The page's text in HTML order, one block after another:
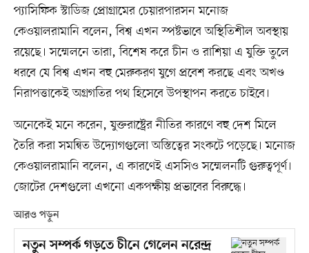
প্যাসিফিক স্টাডিজ প্রোগ্রামের চেয়ারপারসন মনোজ
কেওয়ালরামানি বলেন, বিশ্ব এখন স্পষ্টভাবে অস্থিতিশীল অবস্থায়
রয়েছে। সম্মেলনে তারা, বিশেষ করে চীন ও রাশিয়া এ যুক্তি তুলে
ধরবে যে বিশ্ব এখন বহু মেরুকরণ যুগে প্রবেশ করছে এবং অখণ্ড
নিরাপত্তাকেই অগ্রগতির পথ হিসেবে উপস্থাপন করতে চাইবে।
অনেকেই মনে করেন, যুক্তরাষ্ট্রের নীতির কারণে বহু দেশ মিলে
তৈরি করা সমন্বিত উদ্যোগগুলো অস্তিত্বের সংকটে পড়েছে। মনোজ
কেওয়ালরামানি বলেন, এ কারণেই এসসিও সম্মেলনটি গুরুত্বপূর্ণ।
জোটের দেশগুলো এখনো একপক্ষীয় প্রভাবের বিরুদ্ধে।
আরও পড়ুন
নতুন সম্পর্ক গড়তে চীনে গেলেন নরেন্দ্র